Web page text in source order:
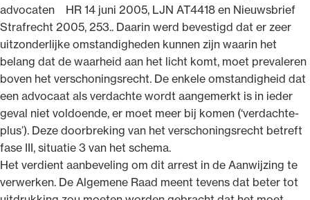
advocaten HR 14 juni 2005, LJN AT4418 en Nieuwsbrief
Strafrecht 2005, 253.. Daarin werd bevestigd dat er zeer
uitzonderlijke omstandigheden kunnen zijn waarin het
belang dat de waarheid aan het licht komt, moet prevaleren
boven het verschoningsrecht. De enkele omstandigheid dat
een advocaat als verdachte wordt aangemerkt is in ieder
geval niet voldoende, er moet meer bij komen (‘verdachte-
plus’). Deze doorbreking van het verschoningsrecht betreft
fase III, situatie 3 van het schema.
Het verdient aanbeveling om dit arrest in de Aanwijzing te
verwerken. De Algemene Raad meent tevens dat beter tot